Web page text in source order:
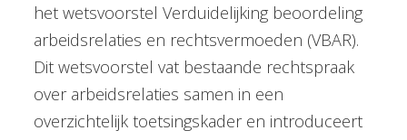
het wetsvoorstel Verduidelijking beoordeling
arbeidsrelaties en rechtsvermoeden (VBAR).
Dit wetsvoorstel vat bestaande rechtspraak
over arbeidsrelaties samen in een
overzichtelijk toetsingskader en introduceert